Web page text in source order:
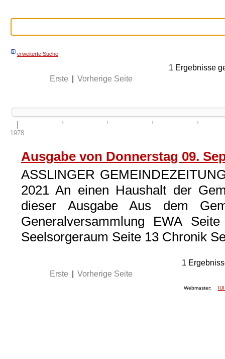
erweiterte Suche
1 Ergebnisse
Erste
Vorherige Seite
1978
Ausgabe von Donnerstag 09.
ASSLINGER
2021 An einen Haushalt der
dieser Ausgabe Aus dem
Generalversammlung EWA
Seelsorgeraum Seite 13 Chronik
1
Erste
Vorherige Seite
Webmaster: